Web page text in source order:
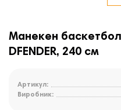
Манекен
DFENDER, 240 см
Артикул:
Виробник: